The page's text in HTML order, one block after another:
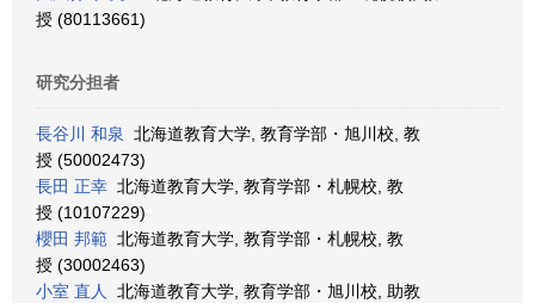
授 (80113661)
研究分担者
長谷川 和泉
北海道教育大学, 教育学部・旭川校, 教
授 (50002473)
長田 正幸 北海道教育大学, 教育学部・札幌校, 教
授 (10107229)
櫻田 邦範 北海道教育大学, 教育学部・札幌校, 教
授 (30002463)
小室 直人
北海道教育大学, 教育学部・旭川校, 助教